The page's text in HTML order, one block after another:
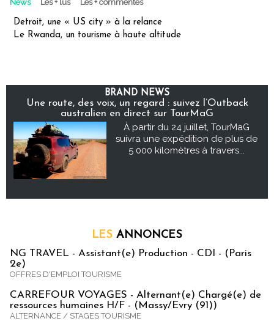
News Les + lus Les + commentés
Detroit, une « US city » à la relance
Le Rwanda, un tourisme à haute altitude
BRAND NEWS
Une route, des voix, un regard : suivez l’Outback
australien en direct sur TourMaG
À partir du 24 juillet, TourMaG
suivra une expédition de plus de
5 000 kilomètres à travers...
LES ANNONCES
NG TRAVEL - Assistant(e) Production - CDI - (Paris
2e)
OFFRES D'EMPLOI TOURISME
CARREFOUR VOYAGES - Alternant(e) Chargé(e) de
ressources humaines H/F - (Massy/Evry (91))
ALTERNANCE / STAGES TOURISME